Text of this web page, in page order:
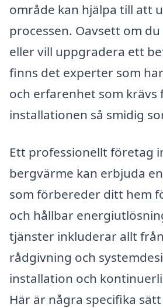
område kan hjälpa till att
processen. Oavsett om
eller vill uppgradera ett
finns det experter som
och erfarenhet som krävs
installationen så smidig
Ett professionellt företag
bergvärme kan erbjuda
som förbereder ditt hem
och hållbar
tjänster inkluderar allt
rådgivning och
installation och
Här är några specifika